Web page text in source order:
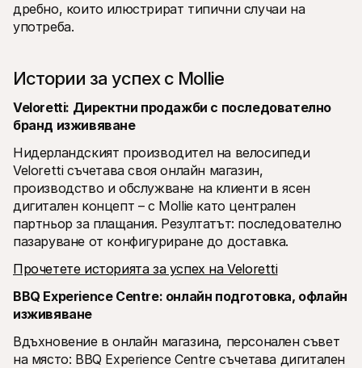
дребно, които илюстрират типични случаи на
употреба.
Истории за успех с Mollie
Veloretti: Директни продажби с последователно
бранд изживяване
Нидерландският производител на велосипеди
Veloretti съчетава своя онлайн магазин,
производство и обслужване на клиенти в ясен
дигитален концепт – с Mollie като централен
партньор за плащания. Резултатът: последователно
пазаруване от конфигуриране до доставка.
Прочетете историята за успех на Veloretti
BBQ Experience Centre: онлайн подготовка, офлайн
изживяване
Вдъхновение в онлайн магазина, персонален съвет
на място: BBQ Experience Centre съчетава дигитален